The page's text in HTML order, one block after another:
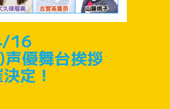
16
優舞台挨拶
定！